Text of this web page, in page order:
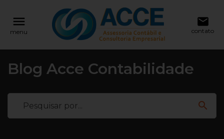
menu
menu
email
contato
Blog Acce Contabilidade
search
reply NAVEGAÇÃO
Ver todos os posts
Abertura de Empresas
reply FALE CONOSCO
11 99146-4321
location_on Rua Barão de Leopoldina, 201 - Bairro